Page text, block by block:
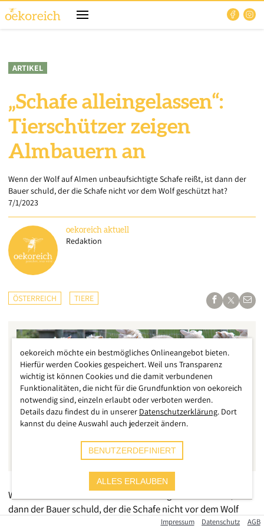
ARTIKEL
„Schafe alleingelassen“:
Tierschützer zeigen
Almbauern an
Wenn der Wolf auf Almen unbeaufsichtigte Schafe reißt, ist dann der
Bauer schuld, der die Schafe nicht vor dem Wolf geschützt hat?
7/1/2023
oekoreich aktuell
Redaktion
ÖSTERREICH TIERE
Wenn der Wolf auf Almen unbeaufsichtigte Schafe reißt, ist
dann der Bauer schuld, der die Schafe nicht vor dem Wolf
geschützt hat? Dieser Ansicht ist offenbar der VGT, der einen
Impressum Datenschutz AGB
oekoreich möchte ein bestmögliches Onlineangebot bieten.
Hierfür werden Cookies gespeichert. Weil uns Transparenz
wichtig ist können Cookies und die damit verbundenen
Funktionalitäten, die nicht für die Grundfunktion von oekoreich
notwendig sind, einzeln erlaubt oder verboten werden.
Details dazu findest du in unserer Datenschutzerklärung. Dort
kannst du deine Auswahl auch jederzeit ändern.
BENUTZERDEFINIERT
ALLES ERLAUBEN